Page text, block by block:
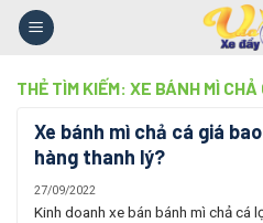
Skip
THẺ TÌM KIẾM: XE BÁNH MÌ CHẢ
Xe bánh mì chả cá giá
hàng thanh lý?
27/09/2022
Kinh doanh xe bán bánh mì chả cá